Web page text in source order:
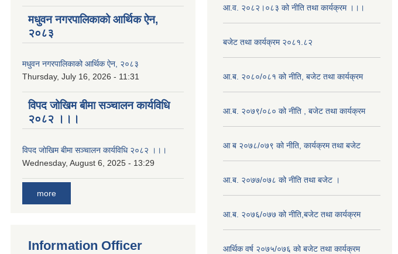
मधुवन नगरपालिकाको आर्थिक ऐन,
२०८३
मधुवन नगरपालिकाको आर्थिक ऐन, २०८३
Thursday, July 16, 2026 - 11:31
विपद जोखिम बीमा सञ्चालन कार्यविधि
२०८२ ।।।
विपद जोखिम बीमा सञ्चालन कार्यविधि २०८२ ।।।
Wednesday, August 6, 2025 - 13:29
more
Information Officer
आ.व. २०८२।०८३ को नीति तथा कार्यक्रम ।।।
बजेट तथा कार्यक्रम २०८१.८२
आ.ब. २०८०/०८१ को नीति, बजेट तथा कार्यक्रम
आ.ब. २०७९/०८० को नीति , बजेट तथा कार्यक्रम
आ ब २०७८/०७९ को नीति, कार्यक्रम तथा बजेट
आ.ब. २०७७/०७८ को नीति तथा बजेट ।
आ.ब. २०७६/०७७ को नीति,बजेट तथा कार्यक्रम
आर्थिक वर्ष २०७५/०७६ को बजेट तथा कार्यक्रम